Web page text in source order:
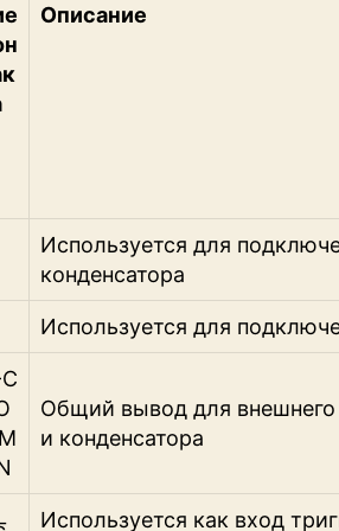
Описание
Используется для
конденсатора
Используется для
Общий вывод для внешнего
и конденсатора
Используется как вход